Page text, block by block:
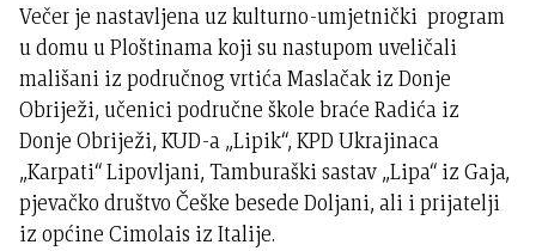
Večer je nastavljena uz kulturno-umjetnički program
u domu u Ploštinama koji su nastupom uveličali
mališani iz područnog vrtića Maslačak iz Donje
Obriježi, učenici područne škole braće Radića iz
Donje Obriježi, KUD-a „Lipik“, KPD Ukrajinaca
„Karpati“ Lipovljani, Tamburaški sastav „Lipa“ iz Gaja,
pjevačko društvo Češke besede Doljani, ali i prijatelji
iz općine Cimolais iz Italije.